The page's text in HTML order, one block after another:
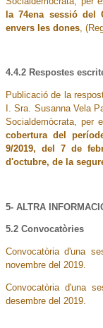
la 74ena sessió
envers les dones ,
4.4.2 Respostes
Publicació de la
I. Sra. Susanna Vela
Socialdemòcrata, per
cobertura del
9/2019, del 7 de
d'octubre, de la
5- ALTRA
5.2 Convocatòries
Convocatòria d'una
novembre del 2019.
Convocatòria d'una
desembre del 2019.